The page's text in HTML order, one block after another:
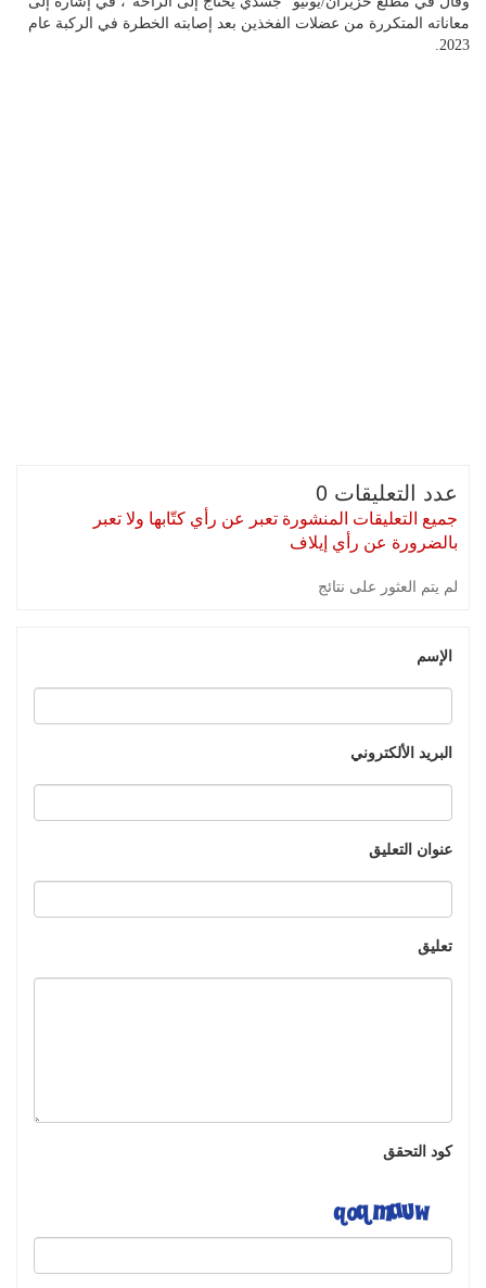
معاناته المتكررة من عضلات الفخذين بعد إصابته الخطرة في الركبة عام
2023.
عدد التعليقات 0
جميع التعليقات المنشورة تعبر عن رأي كتّابها ولا تعبر
بالضرورة عن رأي إيلاف
لم يتم العثور على نتائج
الإسم
البريد الألكتروني
عنوان التعليق
تعليق
كود التحقق